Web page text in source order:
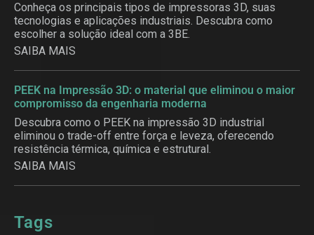
Conheça os principais tipos de impressoras 3D, suas
tecnologias e aplicações industriais. Descubra como
escolher a solução ideal com a 3BE.
SAIBA MAIS
PEEK na Impressão 3D: o material que eliminou o maior
compromisso da engenharia moderna
Descubra como o PEEK na impressão 3D industrial
eliminou o trade-off entre força e leveza, oferecendo
resistência térmica, química e estrutural.
SAIBA MAIS
Tags